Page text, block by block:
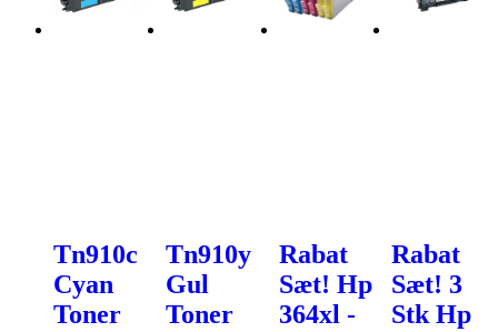
Tn910c
Cyan
Toner
Tn910y
Gul
Toner
Rabat
Sæt! Hp
364xl -
Rabat
Sæt! 3
Stk Hp